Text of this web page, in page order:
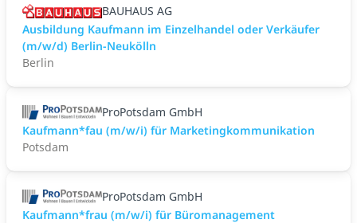
BAUHAUS AG
Ausbildung Kaufmann im Einzelhandel oder Verkäufer
(m/w/d) Berlin-Neukölln
Berlin
ProPotsdam GmbH
Kaufmann*fau (m/w/i) für Marketingkommunikation
Potsdam
ProPotsdam GmbH
Kaufmann*frau (m/w/i) für Büromanagement